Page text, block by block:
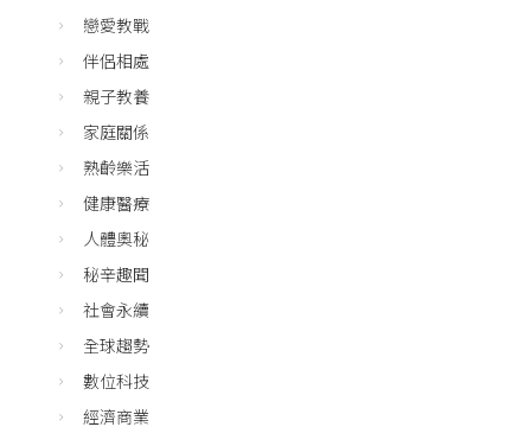
戀愛教戰
伴侶相處
親子教養
家庭關係
熟齡樂活
健康醫療
人體奧秘
秘辛趣聞
社會永續
全球趨勢
數位科技
經濟商業